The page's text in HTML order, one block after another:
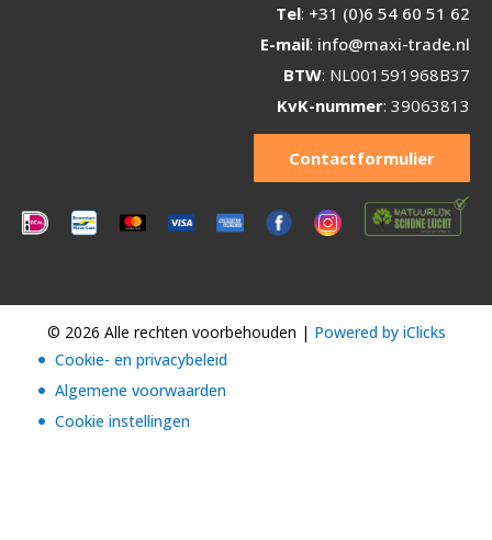
Tel: +31 (0)6 54 60 51 62
E-mail: info@maxi-trade.nl
BTW: NL001591968B37
KvK-nummer: 39063813
Contactformulier
© 2026 Alle rechten voorbehouden | Powered by iClicks
Cookie- en privacybeleid
Algemene voorwaarden
Cookie instellingen